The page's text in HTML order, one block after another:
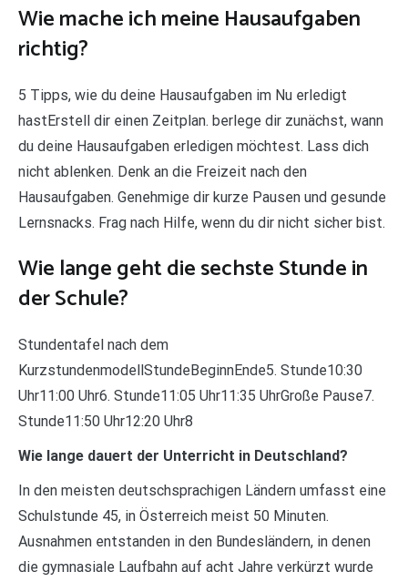
Wie mache ich meine Hausaufgaben
richtig?
5 Tipps, wie du deine Hausaufgaben im Nu erledigt
hastErstell dir einen Zeitplan. berlege dir zunächst, wann
du deine Hausaufgaben erledigen möchtest. Lass dich
nicht ablenken. Denk an die Freizeit nach den
Hausaufgaben. Genehmige dir kurze Pausen und gesunde
Lernsnacks. Frag nach Hilfe, wenn du dir nicht sicher bist.
Wie lange geht die sechste Stunde in
der Schule?
Stundentafel nach dem
KurzstundenmodellStundeBeginnEnde5. Stunde10:30
Uhr11:00 Uhr6. Stunde11:05 Uhr11:35 UhrGroße Pause7.
Stunde11:50 Uhr12:20 Uhr8
Wie lange dauert der Unterricht in Deutschland?
In den meisten deutschsprachigen Ländern umfasst eine
Schulstunde 45, in Österreich meist 50 Minuten.
Ausnahmen entstanden in den Bundesländern, in denen
die gymnasiale Laufbahn auf acht Jahre verkürzt wurde